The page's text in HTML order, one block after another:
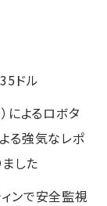
ドル
によるロボタ
る強気なレポ
した
ンで安全監視